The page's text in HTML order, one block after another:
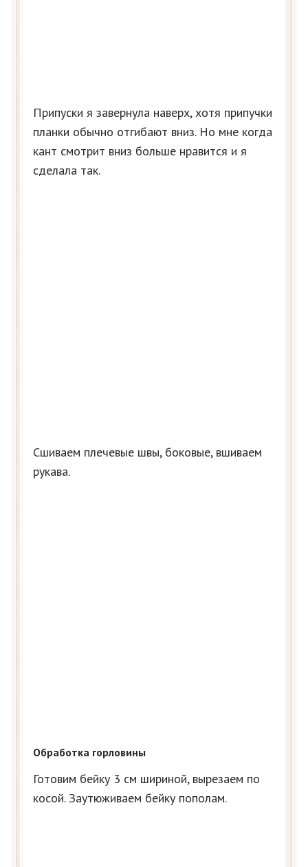
Припуски я завернула наверх, хотя припучки
планки обычно отгибают вниз. Но мне когда
кант смотрит вниз больше нравится и я
сделала так.
Сшиваем плечевые швы, боковые, вшиваем
рукава.
Обработка горловины
Готовим бейку 3 см шириной, вырезаем по
косой. Заутюживаем бейку пополам.